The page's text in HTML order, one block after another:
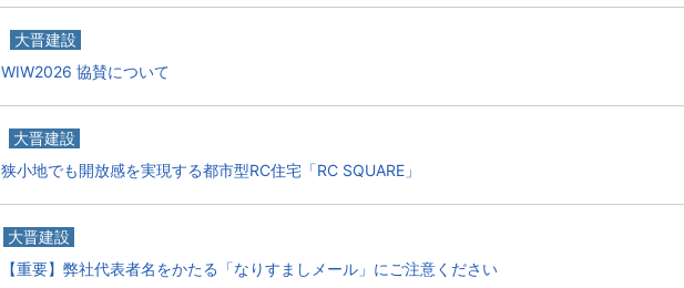
大晋建設
WIW2026 協賛について
大晋建設
狭小地でも開放感を実現する都市型RC住宅「RC SQUARE」
大晋建設
【重要】弊社代表者名をかたる「なりすましメール」にご注意ください